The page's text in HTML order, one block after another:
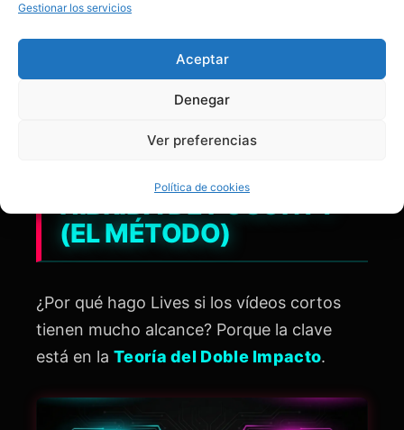
Gestionar los servicios
Aceptar
Denegar
Ver preferencias
Política de cookies
3. LA ESTRATEGIA
(EL MÉTODO)
¿Por qué hago Lives si los vídeos cortos
tienen mucho alcance? Porque la clave
está en la Teoría del Doble Impacto.